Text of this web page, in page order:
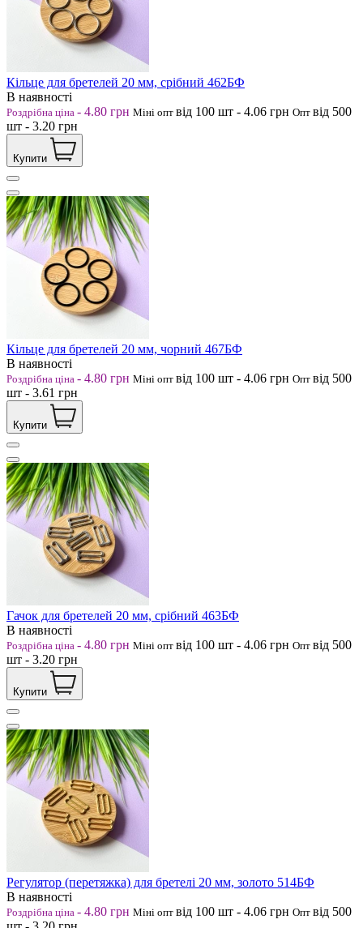
Кільце для бретелей 20 мм, срібний 462БФ
В наявності
Роздрібна ціна - 4.80 грн Міні опт від 100 шт - 4.06 грн Опт від 500
шт - 3.20 грн
Купити
Кільце для бретелей 20 мм, чорний 467БФ
В наявності
Роздрібна ціна - 4.80 грн Міні опт від 100 шт - 4.06 грн Опт від 500
шт - 3.61 грн
Купити
Гачок для бретелей 20 мм, срібний 463БФ
В наявності
Роздрібна ціна - 4.80 грн Міні опт від 100 шт - 4.06 грн Опт від 500
шт - 3.20 грн
Купити
Регулятор (перетяжка) для бретелі 20 мм, золото 514БФ
В наявності
Роздрібна ціна - 4.80 грн Міні опт від 100 шт - 4.06 грн Опт від 500